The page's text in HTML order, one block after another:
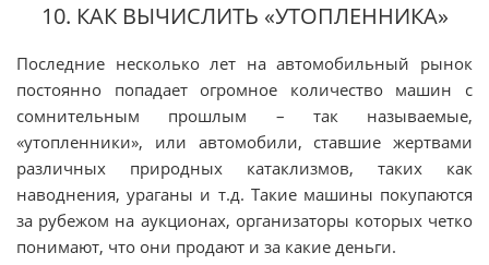
10. КАК ВЫЧИСЛИТЬ «УТОПЛЕННИКА»
Последние несколько лет на автомобильный рынок
постоянно попадает огромное количество машин с
сомнительным прошлым – так называемые,
«утопленники», или автомобили, ставшие жертвами
различных природных катаклизмов, таких как
наводнения, ураганы и т.д. Такие машины покупаются
за рубежом на аукционах, организаторы которых четко
понимают, что они продают и за какие деньги.